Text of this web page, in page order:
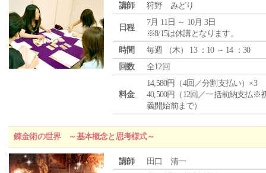
講師 狩野 みどり
日程
7月 11日 ～ 10月 3日
※8/15は休講となります。
時間
毎週 （木） 13 ：10 ～ 14 ：30
回数
全12回
料金
14,580円（4回／分割支払い）×3
40,500円（12回／一括前納支払※
義開始前まで）
錬金術の世界 ～基本概念と思考様式～
講師 田口 清一